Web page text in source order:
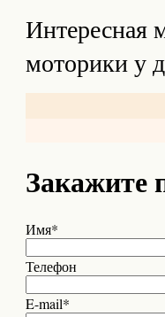
Интересная
моторики у
Закажите
Имя*
Телефон
E-mail*